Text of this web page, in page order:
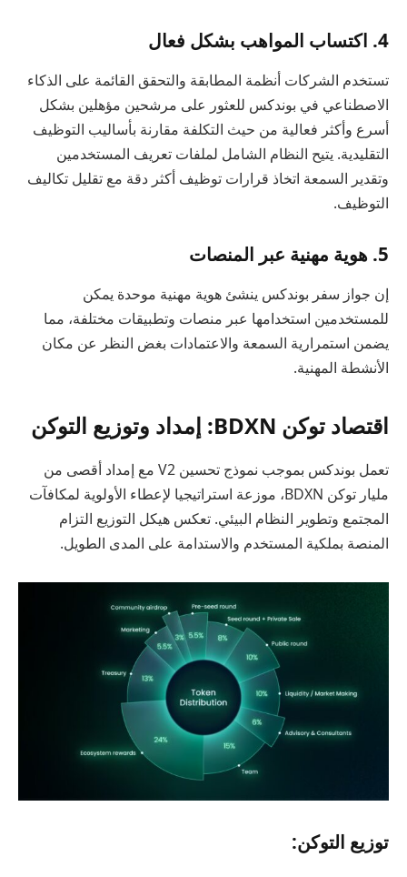
4. اكتساب المواهب بشكل فعال
تستخدم الشركات أنظمة المطابقة والتحقق القائمة على الذكاء
الاصطناعي في بوندكس للعثور على مرشحين مؤهلين بشكل
أسرع وأكثر فعالية من حيث التكلفة مقارنة بأساليب التوظيف
التقليدية. يتيح النظام الشامل لملفات تعريف المستخدمين
وتقدير السمعة اتخاذ قرارات توظيف أكثر دقة مع تقليل تكاليف
التوظيف.
5. هوية مهنية عبر المنصات
إن جواز سفر بوندكس ينشئ هوية مهنية موحدة يمكن
للمستخدمين استخدامها عبر منصات وتطبيقات مختلفة، مما
يضمن استمرارية السمعة والاعتمادات بغض النظر عن مكان
الأنشطة المهنية.
اقتصاد توكن BDXN: إمداد وتوزيع التوكن
تعمل بوندكس بموجب نموذج تحسين V2 مع إمداد أقصى من
مليار توكن BDXN، موزعة استراتيجيا لإعطاء الأولوية لمكافآت
المجتمع وتطوير النظام البيئي. تعكس هيكل التوزيع التزام
المنصة بملكية المستخدم والاستدامة على المدى الطويل.
توزيع التوكن: